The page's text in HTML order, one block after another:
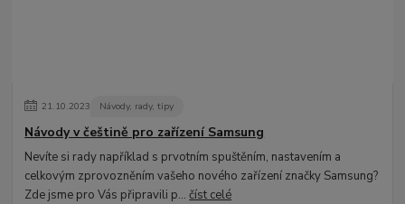
21.10.2023 Návody, rady, tipy
Návody v češtině pro zařízení Samsung
Nevíte si rady například s prvotním spuštěním, nastavením a
celkovým zprovozněním vašeho nového zařízení značky Samsung?
Zde jsme pro Vás připravili p...číst celé